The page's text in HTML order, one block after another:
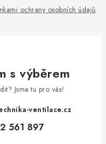
ochrany osobních údajů
s výběrem
Jsme tu pro vás!
ventilace.cz
561 897